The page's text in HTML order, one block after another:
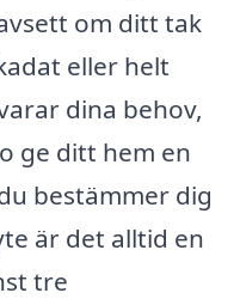
om ditt tak
eller helt
dina behov,
ge ditt hem en
bestämmer dig
är det alltid en
tre